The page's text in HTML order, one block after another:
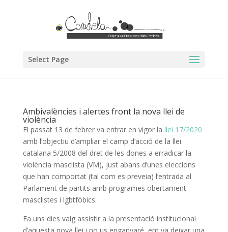
Select Page
Ambivalències i alertes front la nova llei de
violència
El passat 13 de febrer va entrar en vigor la llei 17/2020
amb l’objectiu d’ampliar el camp d’acció de la llei
catalana 5/2008 del dret de les dones a erradicar la
violència masclista (VM), just abans d’unes eleccions
que han comportat (tal com es preveia) l’entrada al
Parlament de partits amb programes obertament
masclistes i lgbtfòbics.
Fa uns dies vaig assistir a la presentació institucional